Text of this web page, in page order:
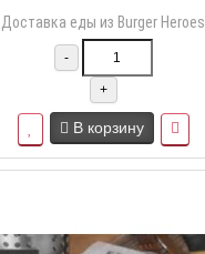
Доставка еды из Burger Heroes
-
+
В корзину